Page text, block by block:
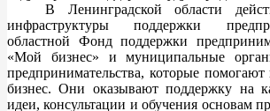
В Ленинградской области
инфраструктуры поддержки
областной Фонд поддержки
«Мой бизнес» и муниципальные
предпринимательства, которые
бизнес. Они оказывают поддержку на
идеи, консультации и обучения основам